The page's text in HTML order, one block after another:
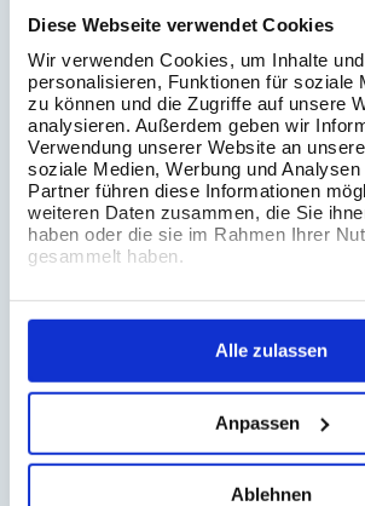
Diese Webseite verwendet Cookies
Wir verwenden Cookies, um Inhalte
personalisieren, Funktionen für soziale
zu können und die Zugriffe auf unsere
analysieren. Außerdem geben wir
Verwendung unserer Website an
soziale Medien, Werbung und
Partner führen diese Informationen
weiteren Daten zusammen, die Sie
haben oder die sie im Rahmen Ihrer
gesammelt haben.
Alle zulassen
Anpassen
Ablehnen
dabei, neues Wissen nachhaltig in
Prozesse zu integrieren.
Mehr Informationen zu Use Case
Angeboten.